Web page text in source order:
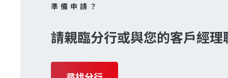
準備申請？
請親臨分行或與您的客戶經理